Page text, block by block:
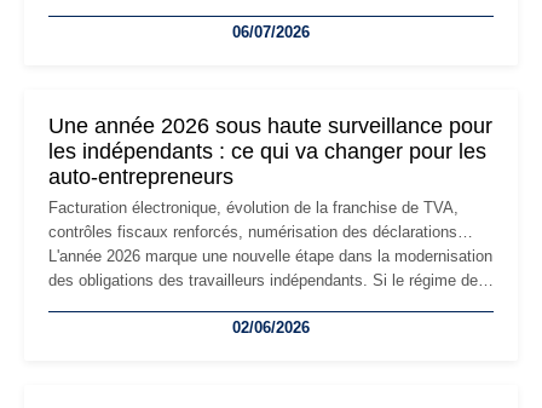
professionnels, recrutement, image de marque… Le
06/07/2026
Une année 2026 sous haute surveillance pour
les indépendants : ce qui va changer pour les
auto-entrepreneurs
Facturation électronique, évolution de la franchise de TVA,
contrôles fiscaux renforcés, numérisation des déclarations…
L'année 2026 marque une nouvelle étape dans la modernisation
des obligations des travailleurs indépendants. Si le régime de
les auto-entrepreneurs devront s'adapter à un environnement
02/06/2026